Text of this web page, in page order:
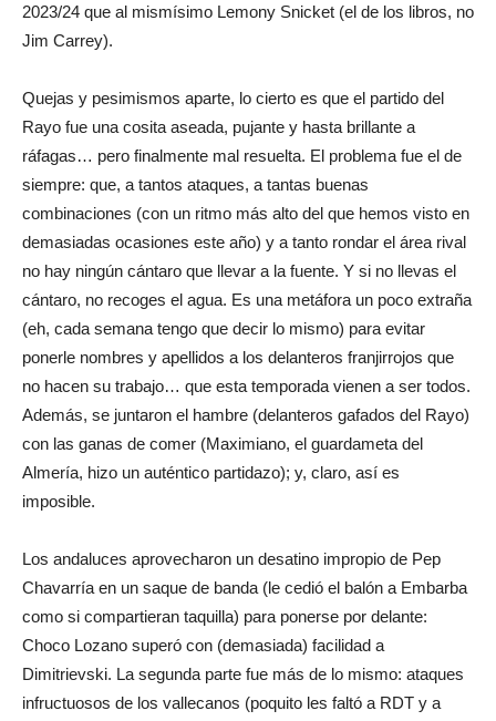
2023/24 que al mismísimo Lemony Snicket (el de los libros, no
Jim Carrey).
Quejas y pesimismos aparte, lo cierto es que el partido del
Rayo fue una cosita aseada, pujante y hasta brillante a
ráfagas… pero finalmente mal resuelta. El problema fue el de
siempre: que, a tantos ataques, a tantas buenas
combinaciones (con un ritmo más alto del que hemos visto en
demasiadas ocasiones este año) y a tanto rondar el área rival
no hay ningún cántaro que llevar a la fuente. Y si no llevas el
cántaro, no recoges el agua. Es una metáfora un poco extraña
(eh, cada semana tengo que decir lo mismo) para evitar
ponerle nombres y apellidos a los delanteros franjirrojos que
no hacen su trabajo… que esta temporada vienen a ser todos.
Además, se juntaron el hambre (delanteros gafados del Rayo)
con las ganas de comer (Maximiano, el guardameta del
Almería, hizo un auténtico partidazo); y, claro, así es
imposible.
Los andaluces aprovecharon un desatino impropio de Pep
Chavarría en un saque de banda (le cedió el balón a Embarba
como si compartieran taquilla) para ponerse por delante:
Choco Lozano superó con (demasiada) facilidad a
Dimitrievski. La segunda parte fue más de lo mismo: ataques
infructuosos de los vallecanos (poquito les faltó a RDT y a